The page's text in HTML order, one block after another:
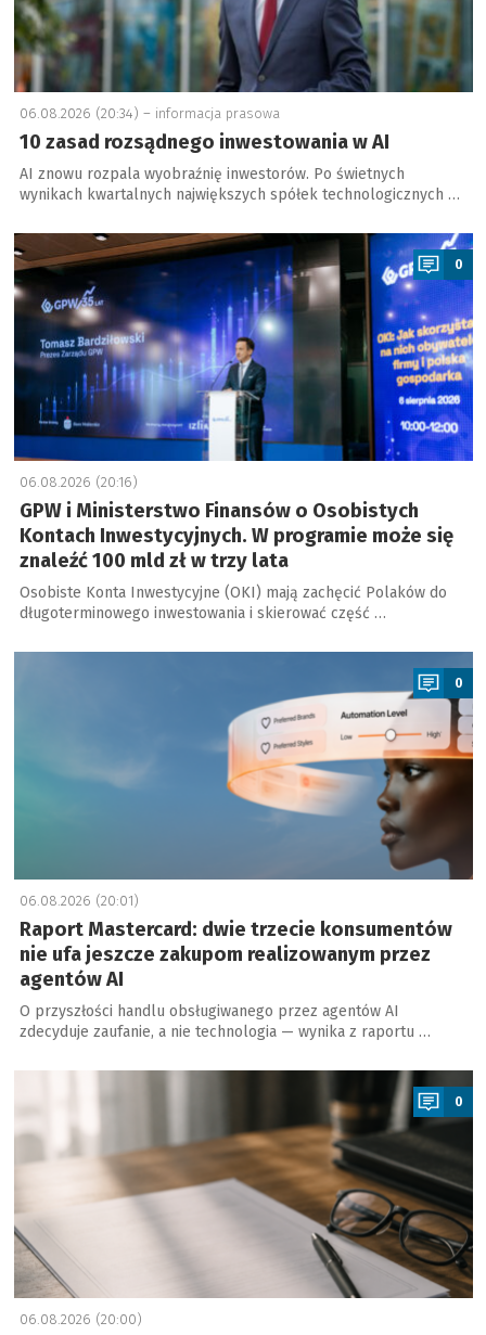
06.08.2026 (20:34) – informacja prasowa
10 zasad rozsądnego inwestowania w AI
AI znowu rozpala wyobraźnię inwestorów. Po świetnych
wynikach kwartalnych największych spółek technologicznych …
a
0
06.08.2026 (20:16)
GPW i Ministerstwo Finansów o Osobistych
Kontach Inwestycyjnych. W programie może się
znaleźć 100 mld zł w trzy lata
Osobiste Konta Inwestycyjne (OKI) mają zachęcić Polaków do
długoterminowego inwestowania i skierować część …
a
0
06.08.2026 (20:01)
Raport Mastercard: dwie trzecie konsumentów
nie ufa jeszcze zakupom realizowanym przez
agentów AI
O przyszłości handlu obsługiwanego przez agentów AI
zdecyduje zaufanie, a nie technologia — wynika z raportu …
a
0
06.08.2026 (20:00)